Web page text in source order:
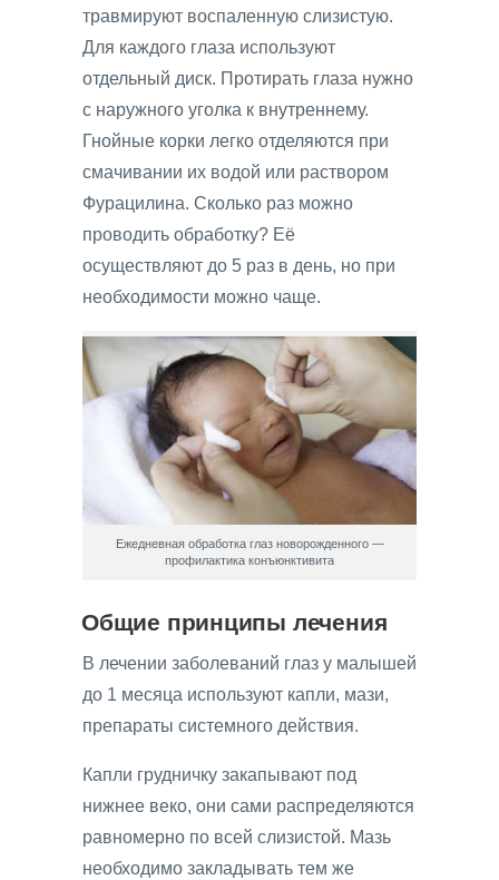
травмируют воспаленную слизистую.
Для каждого глаза используют
отдельный диск. Протирать глаза нужно
с наружного уголка к внутреннему.
Гнойные корки легко отделяются при
смачивании их водой или раствором
Фурацилина. Сколько раз можно
проводить обработку? Её
осуществляют до 5 раз в день, но при
необходимости можно чаще.
Ежедневная обработка глаз новорожденного —
профилактика конъюнктивита
Общие принципы лечения
В лечении заболеваний глаз у малышей
до 1 месяца используют капли, мази,
препараты системного действия.
Капли грудничку закапывают под
нижнее веко, они сами распределяются
равномерно по всей слизистой. Мазь
необходимо закладывать тем же